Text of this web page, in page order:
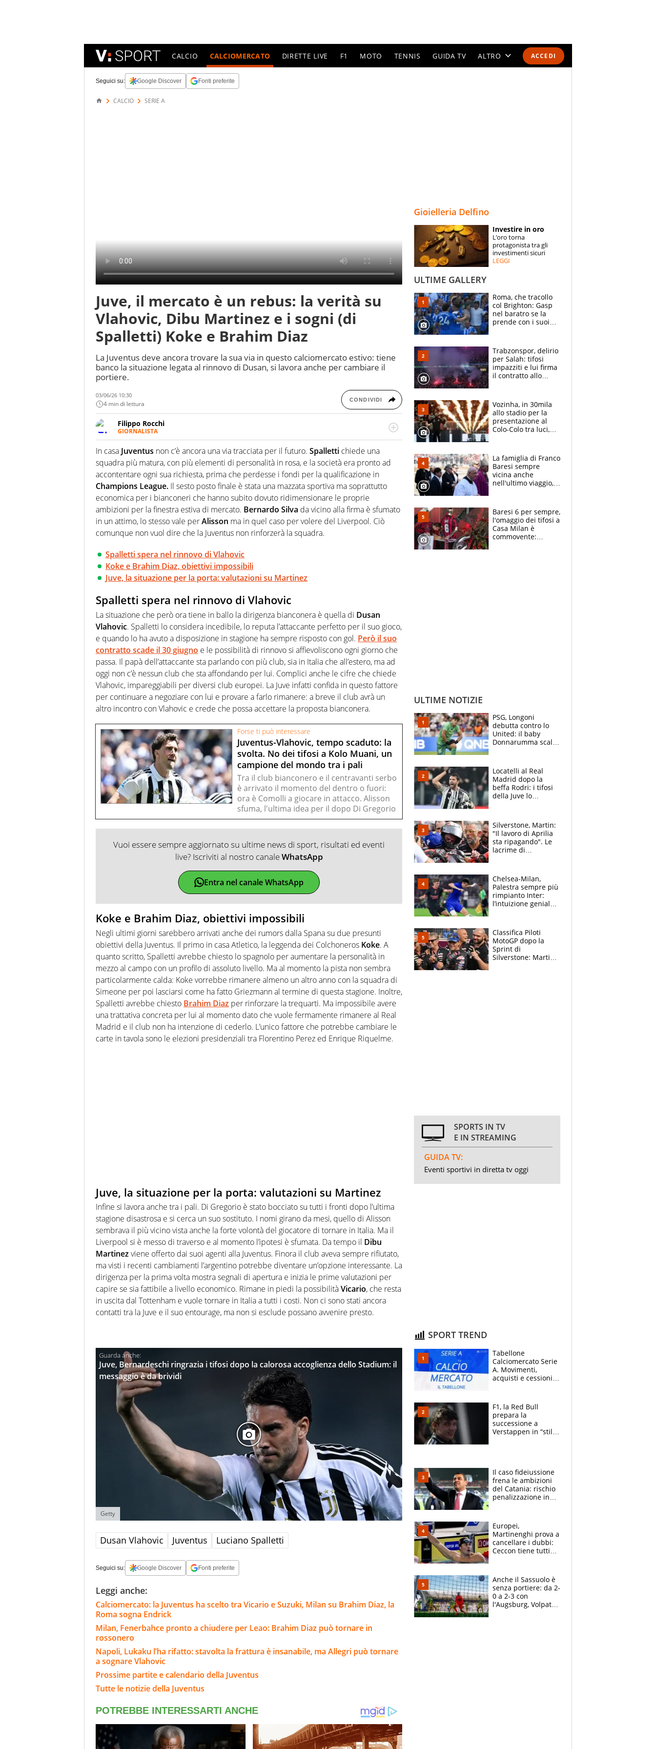
ACCEDI
CALCIO CALCIOMERCATO DIRETTE LIVE F1 MOTO TENNIS GUIDA TV ALTRO
SPECIALI
ESPERTI
Seguici su: Google Discover Fonti preferite
CALCIO SERIE A
Juve, il mercato è un rebus: la verità su
Vlahovic, Dibu Martinez e i sogni (di
Spalletti) Koke e Brahim Diaz
La Juventus deve ancora trovare la sua via in questo calciomercato estivo: tiene
banco la situazione legata al rinnovo di Dusan, si lavora anche per cambiare il
portiere.
03/06/26 10:30
4 min di lettura CONDIVIDI
Filippo Rocchi
GIORNALISTA
Cresciuto tra una staccata di Alonso, un dritto di Federer e un fade away di Kobe, il
calcio ha la meglio. Ha seguito diverse manifestazioni sportive e non. Ama scoprire
nuove storie e raccontarle.
In casa Juventus non c’è ancora una via tracciata per il futuro. Spalletti chiede una
squadra più matura, con più elementi di personalità in rosa, e la società era pronto ad
accontentare ogni sua richiesta, prima che perdesse i fondi per la qualificazione in
Champions League. Il sesto posto finale è stata una mazzata sportiva ma soprattutto
economica per i bianconeri che hanno subito dovuto ridimensionare le proprie
ambizioni per la finestra estiva di mercato. Bernardo Silva da vicino alla firma è sfumato
in un attimo, lo stesso vale perAlisson ma in quel caso per volere del Liverpool. Ciò
comunque non vuol dire che la Juventus non rinforzerà la squadra.
Spalletti spera nel rinnovo di Vlahovic
Koke e Brahim Diaz, obiettivi impossibili
Juve, la situazione per la porta: valutazioni su Martinez
Spalletti spera nel rinnovo di Vlahovic
La situazione che però ora tiene in ballo la dirigenza bianconera è quella di Dusan
Vlahovic. Spalletti lo considera incedibile, lo reputa l’attaccante perfetto per il suo gioco,
e quando lo ha avuto a disposizione in stagione ha sempre risposto con gol. Però il suo
contratto scade il 30 giugno e le possibilità di rinnovo si affievoliscono ogni giorno che
passa. Il papà dell’attaccante sta parlando con più club, sia in Italia che all’estero, ma ad
oggi non c’è nessun club che sta affondando per lui. Complici anche le cifre che chiede
Vlahovic, impareggiabili per diversi club europei. La Juve infatti confida in questo fattore
per continuare a negoziare con lui e provare a farlo rimanere: a breve il club avrà un
altro incontro con Vlahovic e crede che possa accettare la proposta bianconera.
Forse ti può interessare
Juventus-Vlahovic, tempo scaduto: la
svolta. No dei tifosi a Kolo Muani, un
campione del mondo tra i pali
Tra il club bianconero e il centravanti serbo
è arrivato il momento del dentro o fuori:
ora è Comolli a giocare in attacco. Alisson
sfuma, l'ultima idea per il dopo Di Gregorio
Vuoi essere sempre aggiornato su ultime news di sport, risultati ed eventi
live? Iscriviti al nostro canaleWhatsApp
Entra nel canale WhatsApp
Koke e Brahim Diaz, obiettivi impossibili
Negli ultimi giorni sarebbero arrivati anche dei rumors dalla Spana su due presunti
obiettivi della Juventus. Il primo in casa Atletico, la leggenda dei Colchoneros Koke. A
quanto scritto, Spalletti avrebbe chiesto lo spagnolo per aumentare la personalità in
mezzo al campo con un profilo di assoluto livello. Ma al momento la pista non sembra
particolarmente calda: Koke vorrebbe rimanere almeno un altro anno con la squadra di
Simeone per poi lasciarsi come ha fatto Griezmann al termine di questa stagione. Inoltre,
Spalletti avrebbe chiesto Brahim Diaz per rinforzare la trequarti. Ma impossibile avere
una trattativa concreta per lui al momento dato che vuole fermamente rimanere al Real
Madrid e il club non ha intenzione di cederlo. L’unico fattore che potrebbe cambiare le
carte in tavola sono le elezioni presidenziali tra Florentino Perez ed Enrique Riquelme.
Juve, la situazione per la porta: valutazioni su Martinez
Infine si lavora anche tra i pali. Di Gregorio è stato bocciato su tutti i fronti dopo l’ultima
stagione disastrosa e si cerca un suo sostituto. I nomi girano da mesi, quello di Alisson
sembrava il più vicino vista anche la forte volontà del giocatore di tornare in Italia. Ma il
Liverpool si è messo di traverso e al momento l’ipotesi è sfumata. Da tempo il Dibu
Martinezviene offerto dai suoi agenti alla Juventus. Finora il club aveva sempre rifiutato,
ma visti i recenti cambiamenti l’argentino potrebbe diventare un’opzione interessante. La
dirigenza per la prima volta mostra segnali di apertura e inizia le prime valutazioni per
capire se sia fattibile a livello economico. Rimane in piedi la possibilitàVicario, che resta
in uscita dal Tottenham e vuole tornare in Italia a tutti i costi. Non ci sono stati ancora
contatti tra la Juve e il suo entourage, ma non si esclude possano avvenire presto.
Juve, Bernardeschi ringrazia i tifosi dopo la calorosa accoglienza dello Stadium: il
messaggio è da brividi
Getty
Dusan Vlahovic Juventus Luciano Spalletti
Seguici su: Google Discover Fonti preferite
Leggi anche:
Calciomercato: la Juventus ha scelto tra Vicario e Suzuki, Milan su Brahim Diaz, la
Roma sogna Endrick
Milan, Fenerbahce pronto a chiudere per Leao: Brahim Diaz può tornare in
rossonero
Napoli, Lukaku l’ha rifatto: stavolta la frattura è insanabile, ma Allegri può tornare
a sognare Vlahovic
Prossime partite e calendario della Juventus
Tutte le notizie della Juventus
Gioielleria Delfino
Investire in oro
L’oro torna
protagonista tra gli
investimenti sicuri
LEGGI
ULTIME GALLERY
Roma, che tracollo
col Brighton: Gasp
nel baratro se la
prende con i suoi
Trabzonspor, delirio
per Salah: tifosi
impazziti e lui firma
il contratto allo
Vozinha, in 30mila
allo stadio per la
presentazione al
Colo-Colo tra luci,
La famiglia di Franco
Baresi sempre
vicina anche
nell'ultimo viaggio,
circondati
dall'affetto dei tifosi
Baresi 6 per sempre,
l'omaggio dei tifosi a
Casa Milan è
commovente:
ULTIME NOTIZIE
PSG, Longoni
debutta contro lo
United: il baby
Donnarumma scalza
Locatelli al Real
Madrid dopo la
beffa Rodri: i tifosi
della Juve lo
Silverstone, Martin:
"Il lavoro di Aprilia
sta ripagando". Le
lacrime di
la gara domani"
Chelsea-Milan,
Palestra sempre più
rimpianto Inter:
l’intuizione geniale
Classifica Piloti
MotoGP dopo la
Sprint di
Silverstone: Martin
SPORTS IN TV
E IN STREAMING
GUIDA TV:
Eventi sportivi in diretta tv oggi
SPORT TREND
Tabellone
Calciomercato Serie
A. Movimenti,
acquisti e cessioni:
F1, la Red Bull
prepara la
successione a
Verstappen in “stile
Il caso fideiussione
frena le ambizioni
del Catania: rischio
penalizzazione in
Europei,
Martinenghi prova a
cancellare i dubbi:
Ceccon tiene tutti
Curtis
Anche il Sassuolo è
senza portiere: da 2-
0 a 2-3 con
l'Augsburg, Volpato